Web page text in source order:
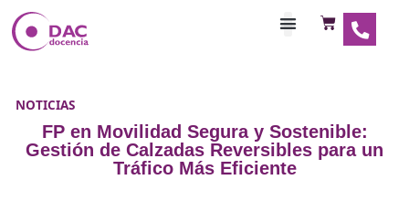
NOTICIAS
FP en Movilidad Segura y
Gestión de Calzadas Reversibles